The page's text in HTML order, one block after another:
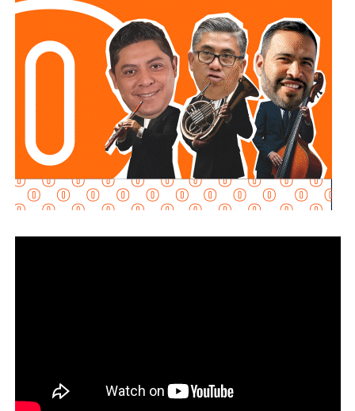
estatal tiene facultades para ordenar la suspensión
e incluso la clausura del inmueble.
han regularizado su situación a acercarse a la dependencia
También lee:
Explosión de pirotecnia en Axtla deja nueve